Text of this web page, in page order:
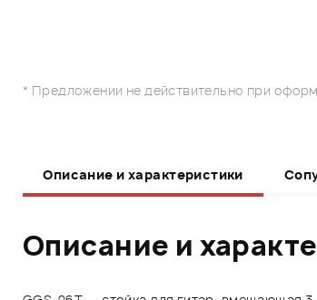
* Предложении не действительно при
Описание и характеристики
Описание и